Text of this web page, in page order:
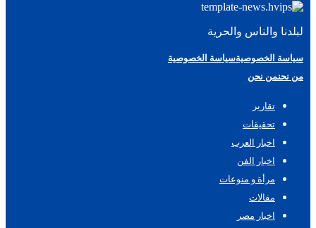
لبلدنا والناس والحرية
سياسة الخصوصيةسياسة الخصوصية
من نحنمن نحن
تقارير
تحقيقات
اخبار العرب
اخبار الفن
مرأة و منوعات
مقالات
اخبار مصر